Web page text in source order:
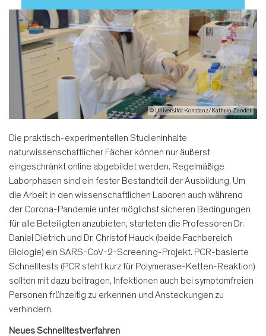
© Universität Konstanz/Kathrin Zander
Die praktisch-experimentellen Studieninhalte
naturwissenschaftlicher Fächer können nur äußerst
eingeschränkt online abgebildet werden. Regelmäßige
Laborphasen sind ein fester Bestandteil der Ausbildung. Um
die Arbeit in den wissenschaftlichen Laboren auch während
der Corona-Pandemie unter möglichst sicheren Bedingungen
für alle Beteiligten anzubieten, starteten die Professoren Dr.
Daniel Dietrich und Dr. Christof Hauck (beide Fachbereich
Biologie) ein SARS-CoV-2-Screening-Projekt. PCR-basierte
Schnelltests (PCR steht kurz für Polymerase-Ketten-Reaktion)
sollten mit dazu beitragen, Infektionen auch bei symptomfreien
Personen frühzeitig zu erkennen und Ansteckungen zu
verhindern.
Neues Schnelltestverfahren